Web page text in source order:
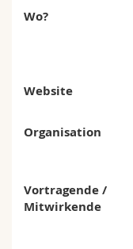
Wo?
Website
Organisation
Vortragende /
Mitwirkende